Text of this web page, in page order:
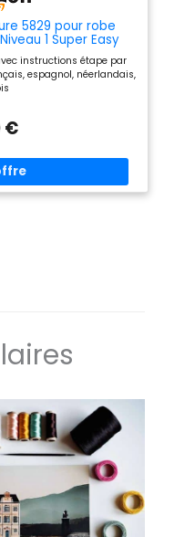
5829 pour robe
1 Super Easy
instructions étape par
espagnol, néerlandais,
€